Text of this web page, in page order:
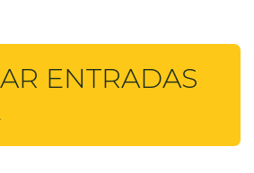
ENTRADAS